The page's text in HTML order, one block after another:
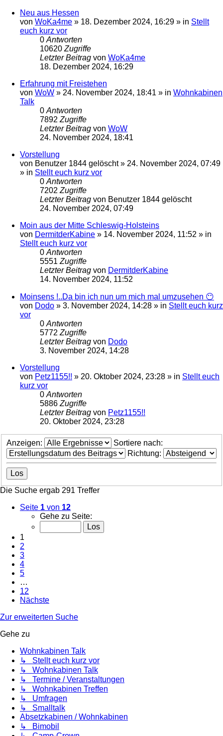
Neu aus Hessen
von WoKa4me » 18. Dezember 2024, 16:29 » in Stellt
euch kurz vor
0 Antworten
10620 Zugriffe
Letzter Beitrag von WoKa4me
18. Dezember 2024, 16:29
Erfahrung mit Freistehen
von WoW » 24. November 2024, 18:41 » in Wohnkabinen
Talk
0 Antworten
7892 Zugriffe
Letzter Beitrag von WoW
24. November 2024, 18:41
Vorstellung
von Benutzer 1844 gelöscht» 24. November 2024, 07:49
» in Stellt euch kurz vor
0 Antworten
7202 Zugriffe
Letzter Beitrag von Benutzer 1844 gelöscht
24. November 2024, 07:49
Moin aus der Mitte Schleswig-Holsteins
von DermitderKabine » 14. November 2024, 11:52 » in
Stellt euch kurz vor
0 Antworten
5551 Zugriffe
Letzter Beitrag von DermitderKabine
14. November 2024, 11:52
Moinsens !..Da bin ich nun um mich mal umzusehen 😶
von Dodo » 3. November 2024, 14:28 » in Stellt euch kurz
vor
0 Antworten
5772 Zugriffe
Letzter Beitrag von Dodo
3. November 2024, 14:28
Vorstellung
von Petz1155!! » 20. Oktober 2024, 23:28 » in Stellt euch
kurz vor
0 Antworten
5886 Zugriffe
Letzter Beitrag von Petz1155!!
20. Oktober 2024, 23:28
Anzeigen:
Sortiere nach:
Richtung:
Die Suche ergab 291 Treffer
Seite 1 von 12
Gehe zu Seite:
1
2
3
4
5
…
12
Nächste
Zur erweiterten Suche
Gehe zu
Wohnkabinen Talk
↳ Stellt euch kurz vor
↳ Wohnkabinen Talk
↳ Termine / Veranstaltungen
↳ Wohnkabinen Treffen
↳ Umfragen
↳ Smalltalk
Absetzkabinen / Wohnkabinen
↳ Bimobil